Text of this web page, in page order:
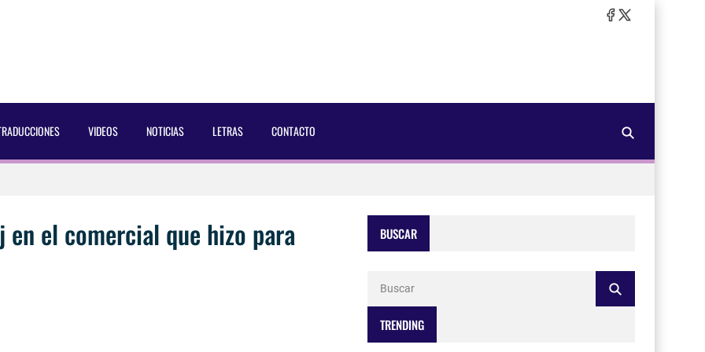
VIDEOS NOTICIAS LETRAS CONTACTO
Magazine [2025]
en el comercial que hizo para
BUSCAR
TRENDING